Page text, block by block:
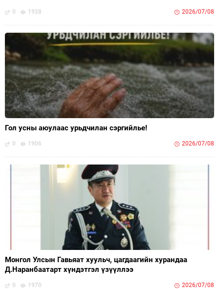
0 1928 2026/07/08
Гол усны аюулаас урьдчилан сэргийлье!
0 1906 2026/07/08
Монгол Улсын Гавьяат хуульч, цагдаагийн хурандаа
Д.Наранбаатарт хүндэтгэл үзүүллээ
0 1970 2026/07/08